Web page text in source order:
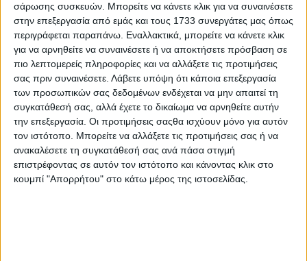
σάρωσης συσκευών. Μπορείτε να κάνετε κλικ για να συναινέσετε
στην επεξεργασία από εμάς και τους 1733 συνεργάτες μας όπως
περιγράφεται παραπάνω. Εναλλακτικά, μπορείτε να κάνετε κλικ
για να αρνηθείτε να συναινέσετε ή να αποκτήσετε πρόσβαση σε
πιο λεπτομερείς πληροφορίες και να αλλάξετε τις προτιμήσεις
σας πριν συναινέσετε. Λάβετε υπόψη ότι κάποια επεξεργασία
των προσωπικών σας δεδομένων ενδέχεται να μην απαιτεί τη
συγκατάθεσή σας, αλλά έχετε το δικαίωμα να αρνηθείτε αυτήν
την επεξεργασία. Οι προτιμήσεις σαςθα ισχύουν μόνο για αυτόν
τον ιστότοπο. Μπορείτε να αλλάξετε τις προτιμήσεις σας ή να
ανακαλέσετε τη συγκατάθεσή σας ανά πάσα στιγμή
επιστρέφοντας σε αυτόν τον ιστότοπο και κάνοντας κλικ στο
κουμπί "Απορρήτου" στο κάτω μέρος της ιστοσελίδας.